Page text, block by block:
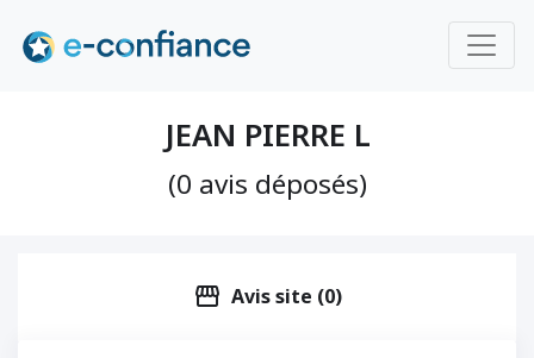
JEAN PIERRE L
(0 avis déposés)
storefront Avis site (0)